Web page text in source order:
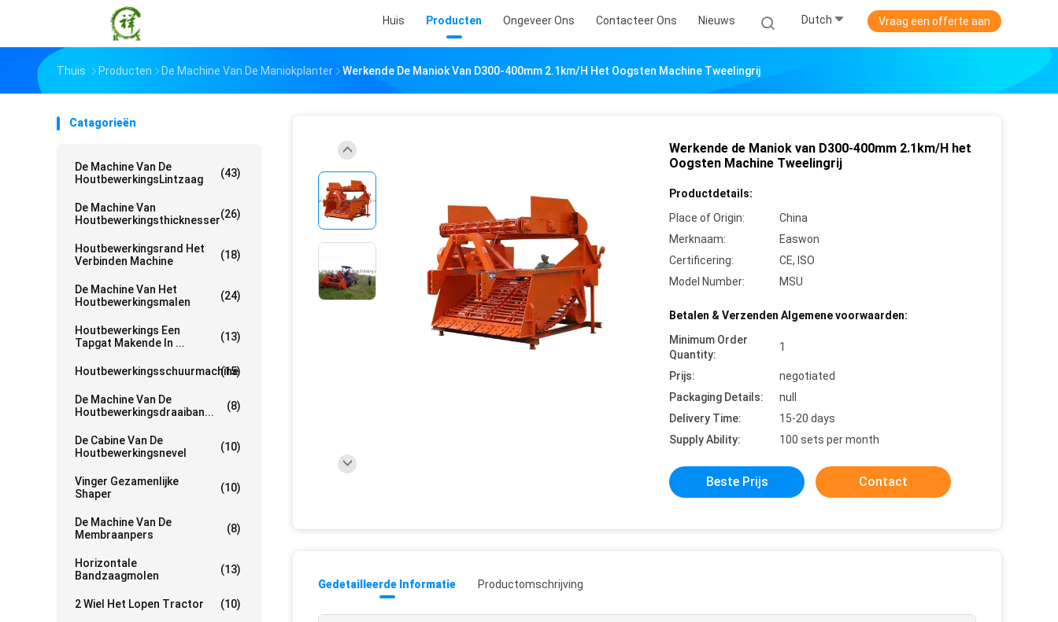
Huis Producten Ongeveer Ons Contacteer Ons Nieuws Dutch Vraag een offerte aan
Thuis Producten De Machine Van De Maniokplanter Werkende De Maniok Van D300-400mm 2.1km/H Het Oogsten Machine Tweelingrij
Catagorieën
De Machine Van De
HoutbewerkingsLintzaag
(43)
De Machine Van
Houtbewerkingsthicknesser(26)
Houtbewerkingsrand Het
Verbinden Machine
(18)
De Machine Van Het
Houtbewerkingsmalen
(24)
Houtbewerkings Een
Tapgat Makende In ...
(13)
Houtbewerkingsschuurmachine
(15)
De Machine Van De
Houtbewerkingsdraaiban...
(8)
De Cabine Van De
Houtbewerkingsnevel
(10)
Vinger Gezamenlijke
Shaper
(10)
De Machine Van De
Membraanpers
(8)
Horizontale
Bandzaagmolen
(13)
2 Wiel Het Lopen Tractor (10)
Werkende de Maniok van D300-400mm 2.1km/H het
Oogsten Machine Tweelingrij
Productdetails:
Place of Origin:
China
Merknaam:
Easwon
Certificering:
CE, ISO
Model Number:
MSU
Betalen & Verzenden Algemene voorwaarden:
Minimum Order
Quantity:
1
Prijs:
negotiated
Packaging Details:
null
Delivery Time:
15-20 days
Supply Ability:
100 sets per month
Beste Prijs Contact
Gedetailleerde Informatie Productomschrijving